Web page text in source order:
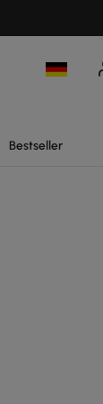
Bestseller